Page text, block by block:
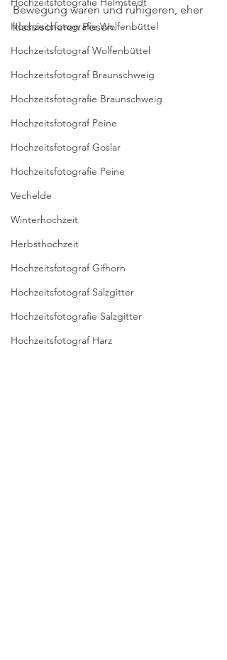
Hochzeitsfotografie Wolfenbüttel
Hochzeitsfotograf Wolfenbüttel
Hochzeitsfotograf Braunschweig
Hochzeitsfotografie Braunschweig
Hochzeitsfotograf Peine
Hochzeitsfotograf Goslar
Hochzeitsfotografie Peine
Vechelde
Winterhochzeit
Herbsthochzeit
Hochzeitsfotograf Gifhorn
Hochzeitsfotograf Salzgitter
Hochzeitsfotografie Salzgitter
Hochzeitsfotograf Harz
Bewegung waren und ruhigeren, eher
klassischeren Posen.